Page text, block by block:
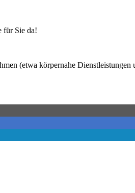
für Sie da!
(etwa körpernahe Dienstleistungen